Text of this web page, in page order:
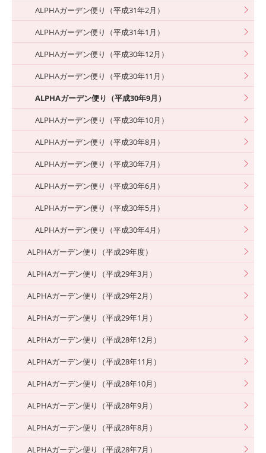
ALPHAガーデン便り（平成31年2月）
ALPHAガーデン便り（平成31年1月）
ALPHAガーデン便り（平成30年12月）
ALPHAガーデン便り（平成30年11月）
ALPHAガーデン便り（平成30年9月）
ALPHAガーデン便り（平成30年10月）
ALPHAガーデン便り（平成30年8月）
ALPHAガーデン便り（平成30年7月）
ALPHAガーデン便り（平成30年6月）
ALPHAガーデン便り（平成30年5月）
ALPHAガーデン便り（平成30年4月）
ALPHAガーデン便り（平成29年度）
ALPHAガーデン便り（平成29年3月）
ALPHAガーデン便り（平成29年2月）
ALPHAガーデン便り（平成29年1月）
ALPHAガーデン便り（平成28年12月）
ALPHAガーデン便り（平成28年11月）
ALPHAガーデン便り（平成28年10月）
ALPHAガーデン便り（平成28年9月）
ALPHAガーデン便り（平成28年8月）
ALPHAガーデン便り（平成28年7月）